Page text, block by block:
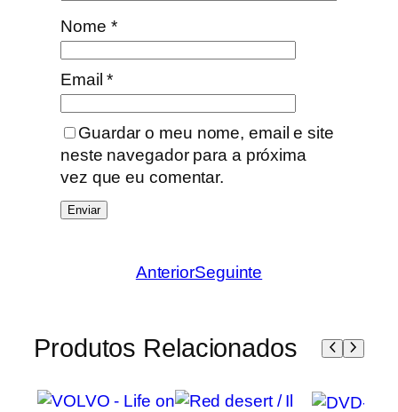
Nome *
Email*
Guardar o meu nome, email e site
neste navegador para a próxima
vez que eu comentar.
AnteriorSeguinte
Produtos Relacionados